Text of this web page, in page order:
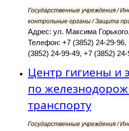
Государственные учреждения /
контрольные органы / Защита
Адрес: ул. Максима
Телефон: +7 (3852) 24-29-96,
(3852) 24-99-49, +7 (3852) 24-
Центр гигиены и
по
транспорту
Государственные учреждения /